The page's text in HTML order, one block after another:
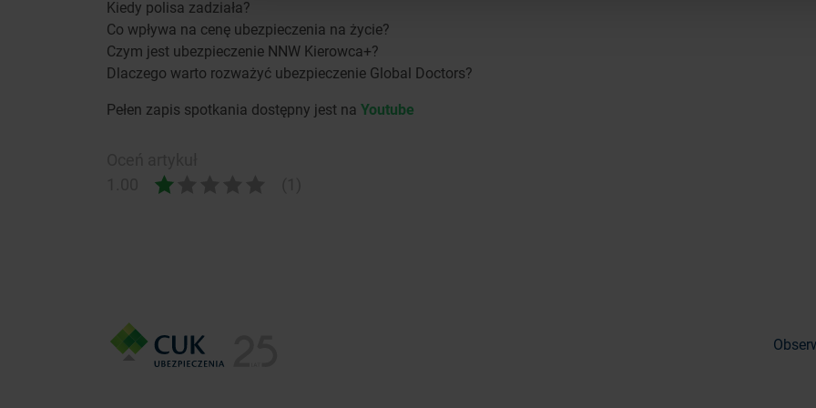
Kiedy polisa zadziała?
Co wpływa na cenę ubezpieczenia na życie?
Czym jest ubezpieczenie NNW Kierowca+?
Dlaczego warto rozważyć ubezpieczenie Global Doctors?
Pełen zapis spotkania dostępny jest na Youtube